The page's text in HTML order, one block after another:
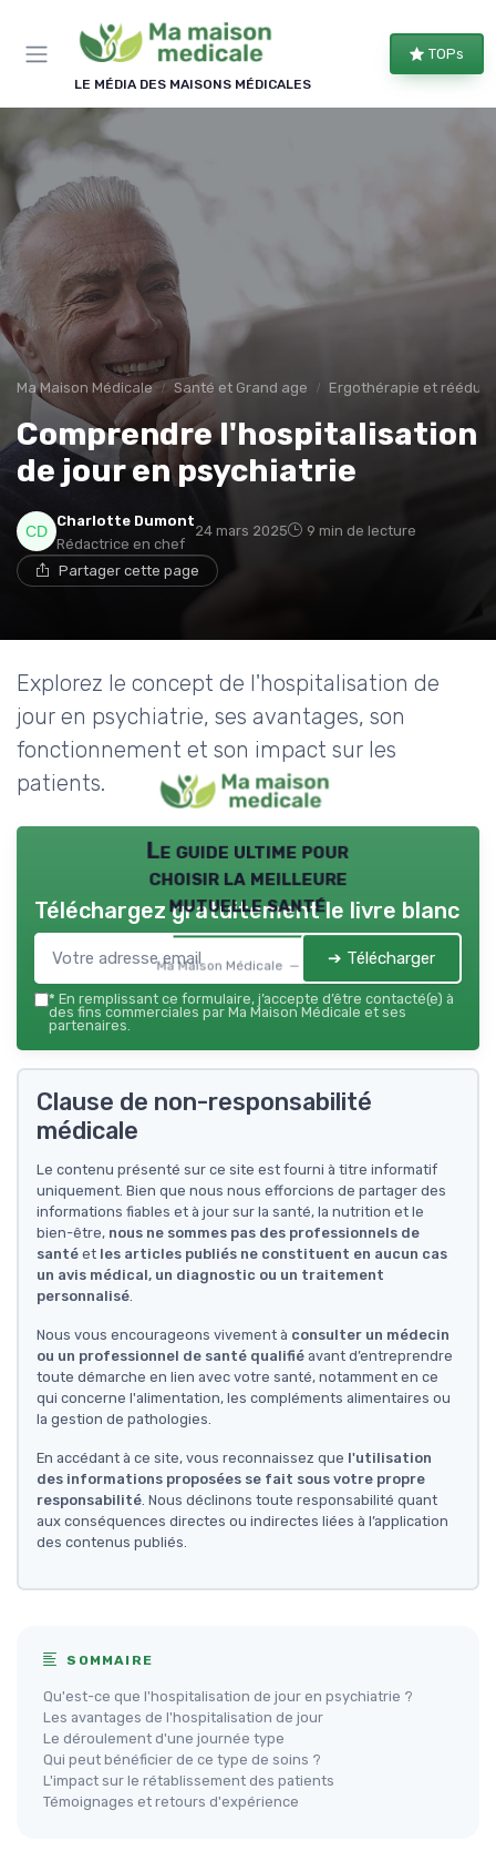
LE MÉDIA DES MAISONS MÉDICALES
TOPs
Ma Maison Médicale Santé et Grand age Ergothérapie et
Comprendre l'hospitalisation
de jour en psychiatrie
Charlotte Dumont
Rédactrice en chef
24 mars 2025 9 min de lecture
Partager cette page
Explorez le concept de l'hospitalisation de
jour en psychiatrie, ses avantages, son
fonctionnement et son impact sur les
patients.
Le guide ultime pour
choisir la meilleure
mutuelle santé
Ma Maison Médicale — 2026
Téléchargez gratuitement le livre blanc
➔ Télécharger
* En remplissant ce formulaire, j’accepte d’être contacté(e) à
des fins commerciales par Ma Maison Médicale et ses
partenaires.
Clause de non-responsabilité
médicale
Le contenu présenté sur ce site est fourni à titre informatif
uniquement. Bien que nous nous efforcions de partager des
informations fiables et à jour sur la santé, la nutrition et le
bien-être, nous ne sommes pas des professionnels de
santé et les articles publiés ne constituent en aucun cas
un avis médical, un diagnostic ou un traitement
personnalisé.
Nous vous encourageons vivement à consulter un médecin
ou un professionnel de santé qualifié avant d’entreprendre
toute démarche en lien avec votre santé, notamment en ce
qui concerne l'alimentation, les compléments alimentaires ou
la gestion de pathologies.
En accédant à ce site, vous reconnaissez que l'utilisation
des informations proposées se fait sous votre propre
responsabilité. Nous déclinons toute responsabilité quant
aux conséquences directes ou indirectes liées à l’application
des contenus publiés.
SOMMAIRE
Qu'est-ce que l'hospitalisation de jour en psychiatrie ?
Les avantages de l'hospitalisation de jour
Le déroulement d'une journée type
Qui peut bénéficier de ce type de soins ?
L'impact sur le rétablissement des patients
Témoignages et retours d'expérience
×
REJOIGNEZ LE CLUB
Bien équipé, bien chez soi !
Les membres du club reçoivent nos comparatifs
d'équipements, les évolutions des aides
financières et nos conseils d'aménagement, une à
deux fois par semaine.
Comparatifs Aides & droits
Bons plans
* En rejoignant le club, j'accepte de recevoir les emails
de Ma Maison Médicale et les offres de ses